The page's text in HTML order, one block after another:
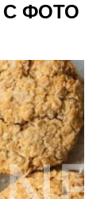
ФОТО